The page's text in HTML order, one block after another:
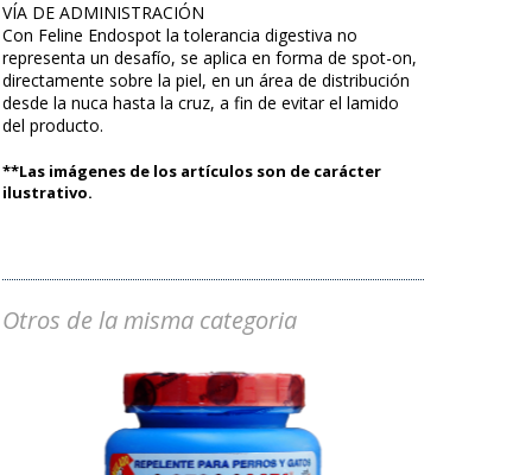
VÍA DE ADMINISTRACIÓN
Con Feline Endospot la tolerancia digestiva no
representa un desafío, se aplica en forma de spot-on,
directamente sobre la piel, en un área de distribución
desde la nuca hasta la cruz, a fin de evitar el lamido
del producto.
**Las imágenes de los artículos son de carácter
ilustrativo.
Otros de la misma categoria